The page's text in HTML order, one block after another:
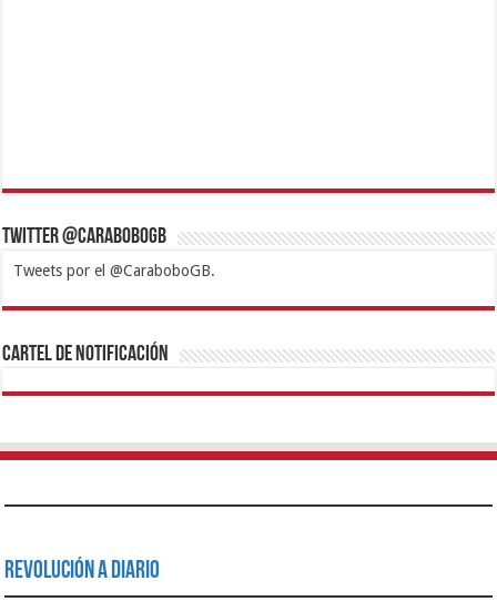
Twitter @CaraboboGB
Tweets por el @CaraboboGB.
1xbetBetturkeyBetistKralbetSupertotobetTipobetMatadorbetMariobet
https://mvbcasino.com/
Cartel de Notificación
Revolución a Diario